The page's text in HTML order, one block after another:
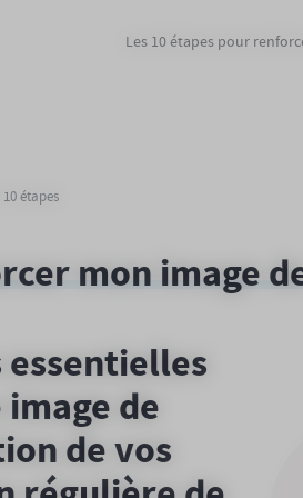
Les 10 étapes pour
étapes
mon image
essentielles
de
de vos